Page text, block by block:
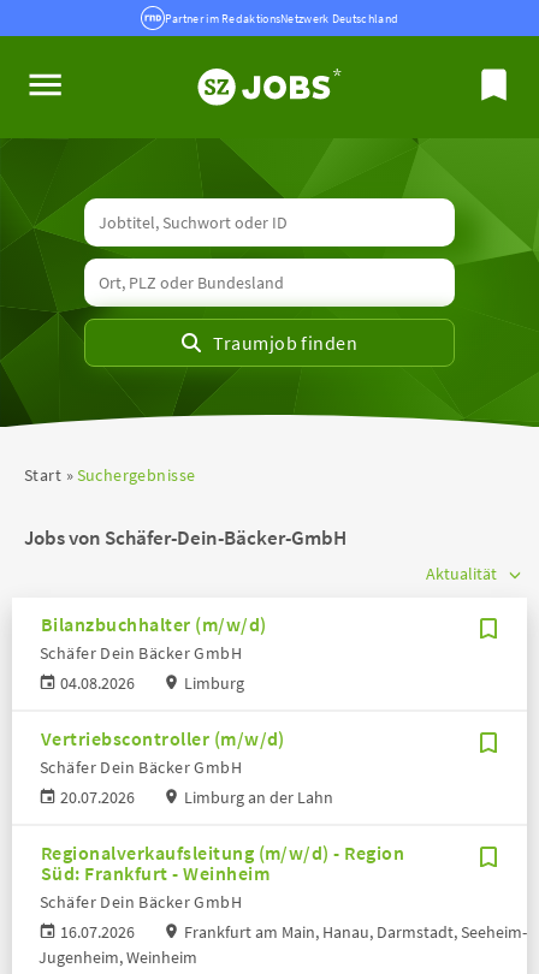
Partner im RedaktionsNetzwerk Deutschland
Start Suchergebnisse
Jobs von Schäfer-Dein-Bäcker-GmbH
Bilanzbuchhalter (m/w/d)
04.08.2026
Schäfer Dein Bäcker GmbH
Limburg
Vertriebscontroller (m/w/d)
20.07.2026
Schäfer Dein Bäcker GmbH
Limburg an der Lahn
Regionalverkaufsleitung (m/w/d) - Region
Süd: Frankfurt - Weinheim
16.07.2026
Schäfer Dein Bäcker GmbH
Frankfurt am Main, Hanau, Darmstadt, Seeheim-
Jugenheim, Weinheim